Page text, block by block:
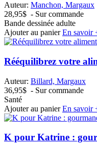
Auteur: Manchon, Margaux
28,95$ - Sur commande
Bande dessinée adulte
Ajouter au panier En savoir
Rééquilibrez votre
Auteur: Billard, Margaux
36,95$ - Sur commande
Santé
Ajouter au panier En savoir
K pour Katrine :